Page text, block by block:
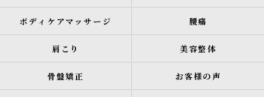
ボディケアマッサージ 腰痛
肩こり 美容整体
骨盤矯正 お客様の声